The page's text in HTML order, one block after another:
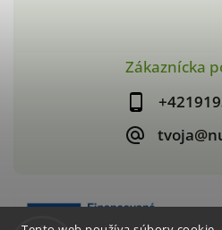
Zákaznícka